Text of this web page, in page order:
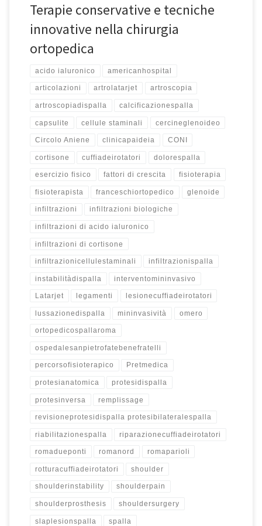
Terapie conservative e tecniche
innovative nella chirurgia
ortopedica
acido ialuronico americanhospital
articolazioni artrolatarjet artroscopia
artroscopiadispalla calcificazionespalla
capsulite cellule staminali cercineglenoideo
Circolo Aniene clinicapaideia CONI
cortisone cuffiadeirotatori dolorespalla
esercizio fisico fattori di crescita fisioterapia
fisioterapista franceschiortopedico glenoide
infiltrazioni infiltrazioni biologiche
infiltrazioni di acido ialuronico
infiltrazioni di cortisone
infiltrazionicellulestaminali infiltrazionispalla
instabilitàdispalla interventomininvasivo
Latarjet legamenti lesionecuffiadeirotatori
lussazionedispalla mininvasività omero
ortopedicospallaroma
ospedalesanpietrofatebenefratelli
percorsofisioterapico Pretmedica
protesianatomica protesidispalla
protesinversa remplissage
revisioneprotesidispalla protesibilateralespalla
riabilitazionespalla riparazionecuffiadeirotatori
romadueponti romanord romaparioli
rotturacuffiadeirotatori shoulder
shoulderinstability shoulderpain
shoulderprosthesis shouldersurgery
slaplesionspalla spalla